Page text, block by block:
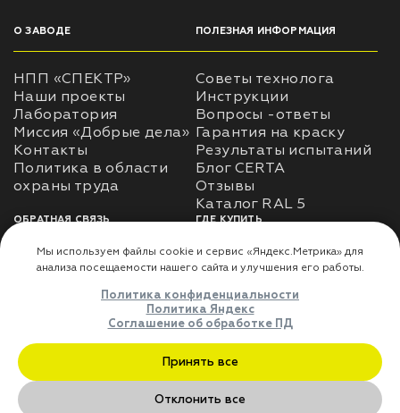
О ЗАВОДЕ
НПП «СПЕКТР»
Наши проекты
Лаборатория
Миссия «Добрые дела»
Контакты
Политика в области
ПОЛЕЗНАЯ ИНФОРМАЦИЯ
Советы технолога
Инструкции
Вопросы -ответы
Гарантия на краску
Результаты испытаний
Блог CERTA
Отзывы
Каталог RAL 5
ОБРАТНАЯ СВЯЗЬ
Использование
использования личных
Оферта
ГДЕ КУПИТЬ
Доставка
Где купить
ДЛЯ ПАРТНЁРОВ